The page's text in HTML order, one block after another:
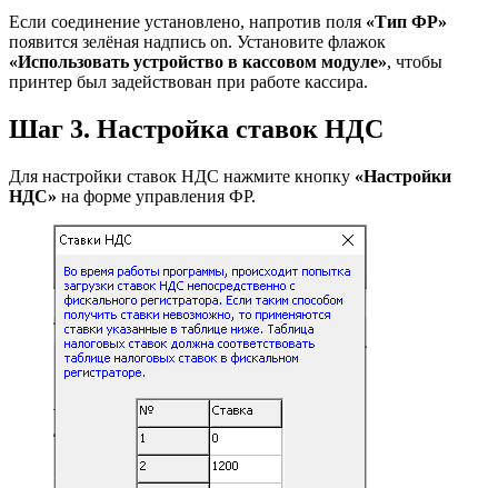
Если соединение установлено, напротив поля «Тип ФР»
появится зелёная надпись on. Установите флажок
«Использовать устройство в кассовом модуле», чтобы
принтер был задействован при работе кассира.
Шаг 3. Настройка ставок НДС
Для настройки ставок НДС нажмите кнопку «Настройки
НДС» на форме управления ФР.